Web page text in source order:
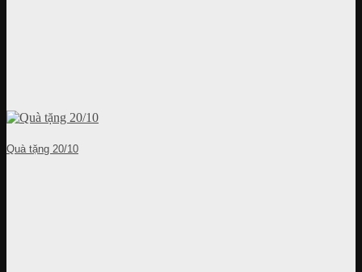
Quà tặng 20/10